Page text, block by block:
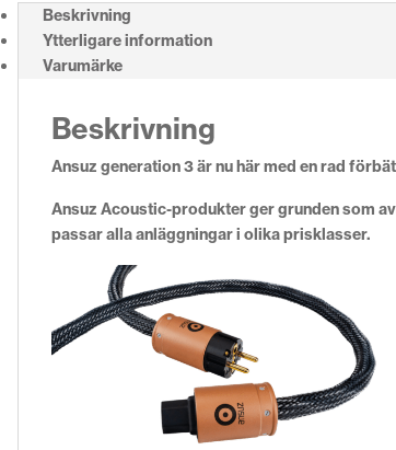
Beskrivning
Ytterligare information
Varumärke
Beskrivning
Ansuz generation 3 är nu här med en rad
Ansuz Acoustic-produkter ger grunden som
passar alla anläggningar i olika prisklasser.